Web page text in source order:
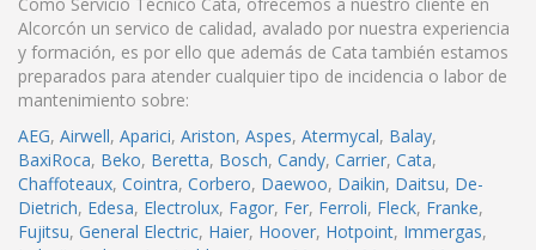
Alcorcón un servico de calidad, avalado por nuestra experiencia
y formación, es por ello que además de Cata también estamos
preparados para atender cualquier tipo de incidencia o labor de
mantenimiento sobre:
AEG, Airwell, Aparici, Ariston, Aspes, Atermycal, Balay,
BaxiRoca, Beko, Beretta, Bosch, Candy, Carrier, Cata,
Chaffoteaux, Cointra, Corbero, Daewoo, Daikin, Daitsu, De-
Dietrich, Edesa, Electrolux, Fagor, Fer, Ferroli, Fleck, Franke,
Fujitsu, General Electric, Haier, Hoover, Hotpoint, Immergas,